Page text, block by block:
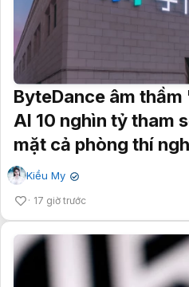
ByteDance âm
AI 10 nghìn tỷ tham
mặt cả phòng thí
Kiều My ✔
17 giờ trước